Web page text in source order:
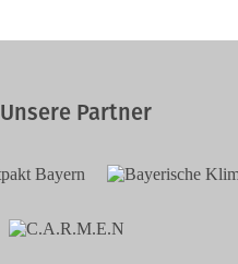
Unsere Partner